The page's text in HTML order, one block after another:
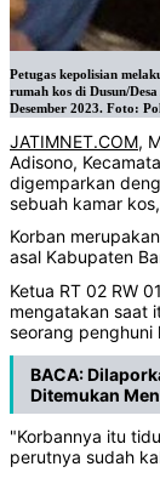
Petugas kepolisian
rumah kos di Dusun/
Desember 2023. Foto:
JATIMNET.COM,
Adisono,
digemparkan
sebuah kamar
Korban
asal Kabupaten
Ketua RT 02 RW
mengatakan saat
seorang penghuni
BACA:
Ditemukan
"Korbannya itu
perutnya sudah